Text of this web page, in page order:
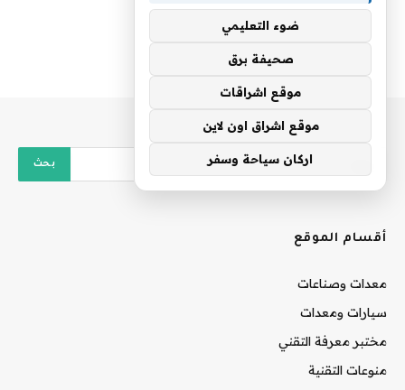
أقسام الموقع
معدات وصناعات
سيارات ومعدات
مختبر معرفة التقني
منوعات التقنية
ضوء التعليمي
صحيفة برق
موقع اشراقات
موقع اشراق اون لاين
اركان سياحة وسفر